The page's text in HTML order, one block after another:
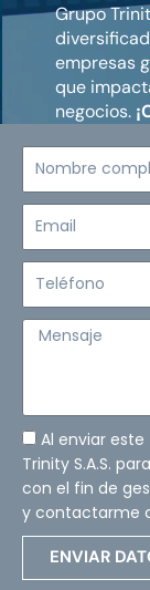
Grupo
empresas
que
negocios.
Mensaje
Al enviar
Trinity S.A.S.
con el fin de
y contactarme
ENVIAR